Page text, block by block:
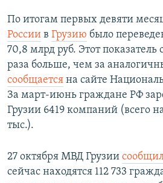
По итогам первых девяти
России в Грузию было
70,8 млрд руб. Этот показатель
раза больше, чем за
сообщается на сайте
За март-июнь граждане РФ
Грузии 6419 компаний (всего
тыс.).
27 октября МВД Грузии
сейчас находятся 112 733